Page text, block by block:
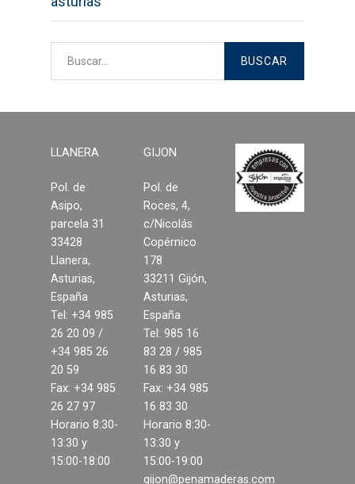
Compromiso
Medio Ambiente
Calidad
Contacto
Noticias
LLANERA
Pol. de
Asipo,
parcela 31
33428
Llanera,
Asturias,
España
Tel: +34 985
26 20 09 /
+34 985 26
20 59
Fax: +34 985
26 27 97
Horario 8:30-
13:30 y
15:00-18:00
GIJON
Pol. de
Roces, 4,
c/Nicolás
Copérnico
178
33211 Gijón,
Asturias,
España
Tel: 985 16
83 28 / 985
16 83 30
Fax: +34 985
16 83 30
Horario 8:30-
13:30 y
15:00-19:00
gijon@penamaderas.com